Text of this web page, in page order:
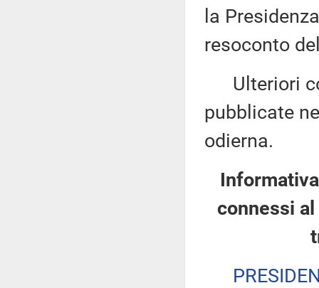
la
resoconto
Ulteriori
pubblicate
odierna.
connessi